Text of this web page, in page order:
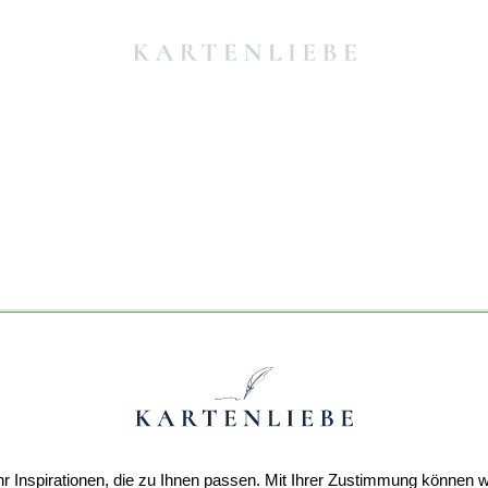
Inspirationen, die zu Ihnen passen. Mit Ihrer Zustimmung können